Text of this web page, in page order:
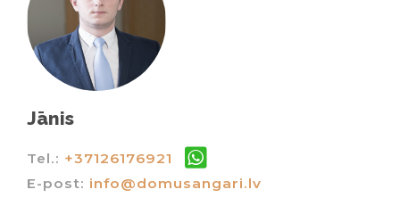
Jānis
Tel.: +37126176921
E-post: info@domusangari.lv